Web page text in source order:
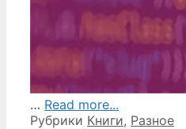
… Read more...
Рубрики Книги, Разное